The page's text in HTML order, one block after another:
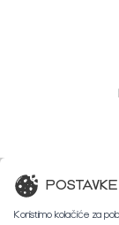
Koristimo kolačiće za